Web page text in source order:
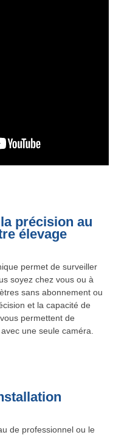
précision au
élevage
permet de surveiller
soyez chez vous ou à
sans abonnement ou
et la capacité de
permettent de
une seule caméra.
de professionnel ou le